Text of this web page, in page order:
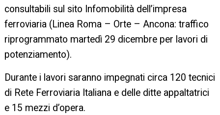
consultabili sul sito Infomobilità dell’impresa
ferroviaria (Linea Roma – Orte – Ancona: traffico
riprogrammato martedì 29 dicembre per lavori di
potenziamento).
Durante i lavori saranno impegnati circa 120 tecnici
di Rete Ferroviaria Italiana e delle ditte appaltatrici
e 15 mezzi d’opera.